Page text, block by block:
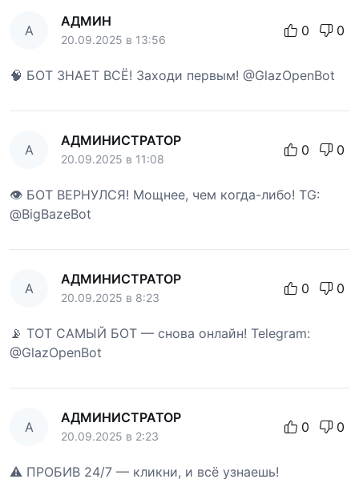
А
АДМИН
20.09.2025 в 13:56
0 0
🧠 БОТ ЗНАЕТ ВСЁ! Заходи первым! @GlazOpenBot
А
АДМИНИСТРАТОР
20.09.2025 в 11:08
0 0
👁 БОТ ВЕРНУЛСЯ! Мощнее, чем когда-либо! TG:
@BigBazeBot
А
АДМИНИСТРАТОР
20.09.2025 в 8:23
0 0
📡 ТОТ САМЫЙ БОТ — снова онлайн! Telegram:
@GlazOpenBot
А
АДМИНИСТРАТОР
20.09.2025 в 2:23
0 0
⚠️ ПРОБИВ 24/7 — кликни, и всё узнаешь!